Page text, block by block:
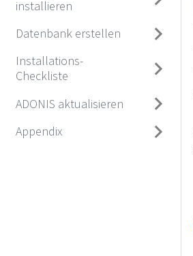
installieren
Datenbank erstellen
Installations-
Checkliste
ADONIS aktualisieren
Appendix